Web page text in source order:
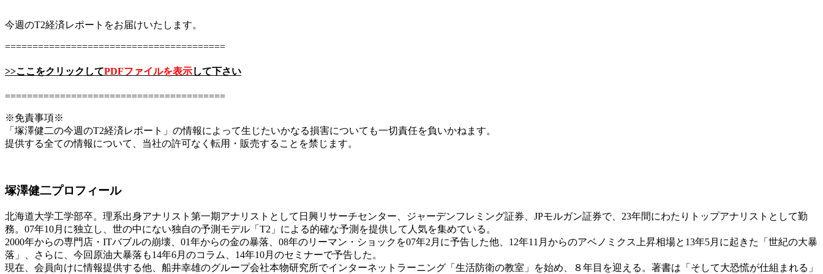
今週のT2経済レポートをお届けいたします。
========================================
>>ここをクリックしてPDFファイルを表示して下さい
========================================
※免責事項※
「塚澤健二の今週のT2経済レポート」の情報によって生じたいかなる損害についても一切責任を負いかねます。
提供する全ての情報について、当社の許可なく転用・販売することを禁じます。
塚澤健二プロフィール
北海道大学工学部卒。理系出身アナリスト第一期アナリストとして日興リサーチセンター、ジャーデンフレミング証券、JPモルガン証券で、23年間にわたりトップアナリストとして勤
務。07年10月に独立し、世の中にない独自の予測モデル「T2」による的確な予測を提供して人気を集めている。
2000年からの専門店・ITバブルの崩壊、01年からの金の暴落、08年のリーマン・ショックを07年2月に予告した他、12年11月からのアベノミクス上昇相場と13年5月に起きた「世紀の大暴
落」、さらに、今回原油大暴落も14年6月のコラム、14年10月のセミナーで予告した。
現在、会員向けに情報提供する他、船井幸雄のグループ会社本物研究所でインターネットラーニング「生活防衛の教室」を始め、８年目を迎える。著書は「そして大恐慌が仕組まれる」